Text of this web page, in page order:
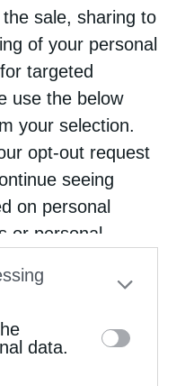
sale, sharing to
of your personal
targeted
use the below
your selection.
opt-out request
seeing
on personal
or personal
separately opt-out
on the IAB’s list
This
data.